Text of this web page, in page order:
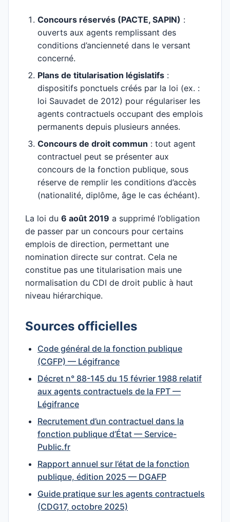
Concours réservés (PACTE, SAPIN) :
ouverts aux agents remplissant des
conditions d’ancienneté dans le versant
concerné.
Plans de titularisation législatifs :
dispositifs ponctuels créés par la loi (ex. :
loi Sauvadet de 2012) pour régulariser les
agents contractuels occupant des emplois
permanents depuis plusieurs années.
Concours de droit commun : tout agent
contractuel peut se présenter aux
concours de la fonction publique, sous
réserve de remplir les conditions d’accès
(nationalité, diplôme, âge le cas échéant).
La loi du 6 août 2019 a supprimé l’obligation
de passer par un concours pour certains
emplois de direction, permettant une
nomination directe sur contrat. Cela ne
constitue pas une titularisation mais une
normalisation du CDI de droit public à haut
niveau hiérarchique.
Sources officielles
Code général de la fonction publique
(CGFP) — Légifrance
Décret n° 88-145 du 15 février 1988 relatif
aux agents contractuels de la FPT —
Légifrance
Recrutement d’un contractuel dans la
fonction publique d’État — Service-
Public.fr
Rapport annuel sur l’état de la fonction
publique, édition 2025 — DGAFP
Guide pratique sur les agents contractuels
(CDG17, octobre 2025)